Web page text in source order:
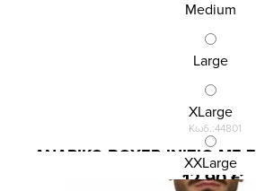
Medium
Large
XLarge
XXLarge
Κωδ.:44801
ΑΝΔΡΙΚΟ BOXER ΙΝΙΖΙΟ ΜΕ
12,90 €